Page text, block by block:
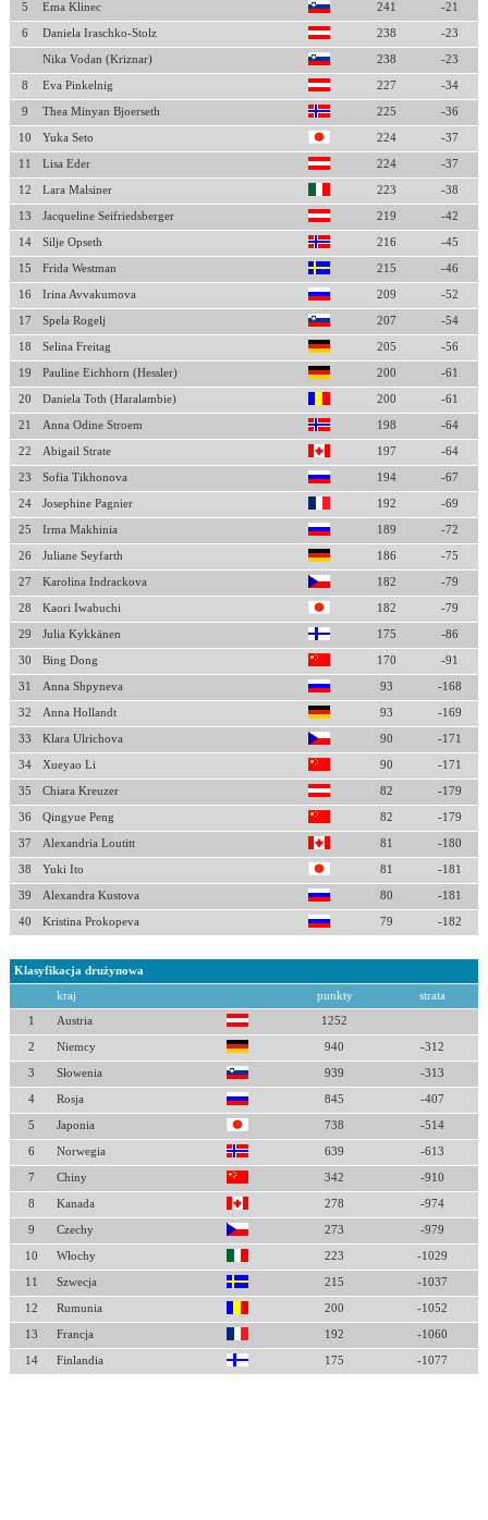
5 Ema Klinec 241 -21
6 Daniela Iraschko-Stolz 238 -23
Nika Vodan (Kriznar) 238 -23
8 Eva Pinkelnig 227 -34
9 Thea Minyan Bjoerseth 225 -36
10 Yuka Seto 224 -37
11 Lisa Eder 224 -37
12 Lara Malsiner 223 -38
13 Jacqueline Seifriedsberger 219 -42
14 Silje Opseth 216 -45
15 Frida Westman 215 -46
16 Irina Avvakumova 209 -52
17 Spela Rogelj 207 -54
18 Selina Freitag 205 -56
19 Pauline Eichhorn (Hessler) 200 -61
20 Daniela Toth (Haralambie) 200 -61
21 Anna Odine Stroem 198 -64
22 Abigail Strate 197 -64
23 Sofia Tikhonova 194 -67
24 Josephine Pagnier 192 -69
25 Irma Makhinia 189 -72
26 Juliane Seyfarth 186 -75
27 Karolina Indrackova 182 -79
28 Kaori Iwabuchi 182 -79
29 Julia Kykkänen 175 -86
30 Bing Dong 170 -91
31 Anna Shpyneva 93 -168
32 Anna Hollandt 93 -169
33 Klara Ulrichova 90 -171
34 Xueyao Li 90 -171
35 Chiara Kreuzer 82 -179
36 Qingyue Peng 82 -179
37 Alexandria Loutitt 81 -180
38 Yuki Ito 81 -181
39 Alexandra Kustova 80 -181
40 Kristina Prokopeva 79 -182
Klasyfikacja drużynowa
kraj punkty strata
1 Austria 1252
2 Niemcy 940 -312
3 Słowenia 939 -313
4 Rosja 845 -407
5 Japonia 738 -514
6 Norwegia 639 -613
7 Chiny 342 -910
8 Kanada 278 -974
9 Czechy 273 -979
10 Włochy 223 -1029
11 Szwecja 215 -1037
12 Rumunia 200 -1052
13 Francja 192 -1060
14 Finlandia 175 -1077